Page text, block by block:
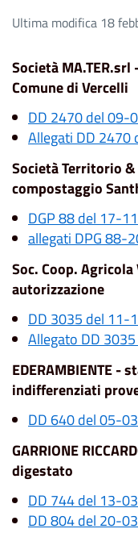
Ultima modifica 18
Società
Comune di Vercelli
DD 2470 del
Allegati DD
Società Territorio
compostaggio
DGP 88 del 17-
allegati DPG 88-
Soc. Coop. Agricola
autorizzazione
DD 3035 del 11-
Allegato DD
EDERAMBIENTE -
indifferenziati
DD 640 del 05-
GARRIONE
digestato
DD 744 del 13-
DD 804 del 20-